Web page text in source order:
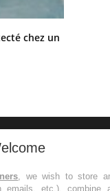
chez un
, we wish to store
emails, etc.), combine